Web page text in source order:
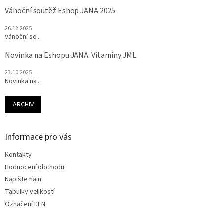
Vánoční soutěž Eshop JANA 2025
26.12.2025
Vánoční so...
Novinka na Eshopu JANA: Vitamíny JML
23.10.2025
Novinka na...
ARCHIV
Informace pro vás
Kontakty
Hodnocení obchodu
Napište nám
Tabulky velikostí
Označení DEN